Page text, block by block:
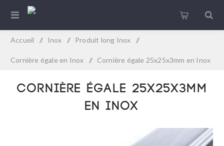
Accueil / Inox / Produit long Inox /
Cornière égale en Inox / Cornière égale 25x25x3mm en Inox
Cornière égale 25x25x3mm
en Inox